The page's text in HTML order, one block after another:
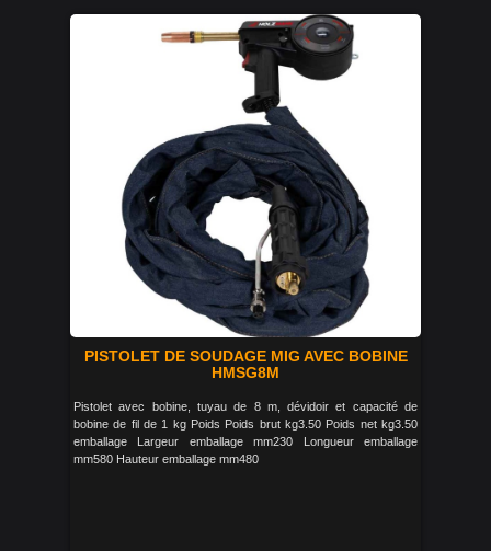
PISTOLET DE SOUDAGE MIG AVEC BOBINE
HMSG8M
Pistolet avec bobine, tuyau de 8 m, dévidoir et capacité de
bobine de fil de 1 kg Poids Poids brut kg3.50 Poids net kg3.50
emballage Largeur emballage mm230 Longueur emballage
mm580 Hauteur emballage mm480